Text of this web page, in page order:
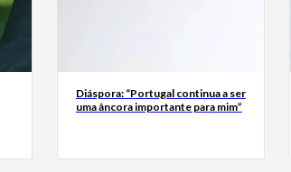
Diáspora: “Portugal continua a ser
uma âncora importante para mim”